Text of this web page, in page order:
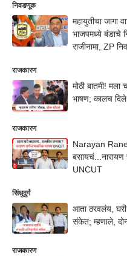
निवडणूक
महायुतीचा जागा
भाजपमध्ये बंडाचे
राजीनामा, ZP
राजकारण
मोठी बातमी!
भाषण; कालच
राजकारण
Narayan
बसायचं...नारायण
UNCUT
सिंधुदुर्ग
आता ठरवलंय,
संकेत; म्हणाले,
राजकारण